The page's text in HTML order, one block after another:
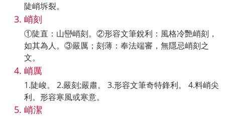
陡峭坼裂。
峭刻
①陡直：山巒峭刻。②形容文筆銳利：風格冷艷峭刻，
如其為人。③嚴厲；刻薄：奉法端審，無隱忌峭刻之
文。
峭厲
1.陡峻。 2.嚴刻;嚴肅。 3.形容文筆奇特鋒利。 4.料峭尖
利。形容寒風或寒意。
峭潔